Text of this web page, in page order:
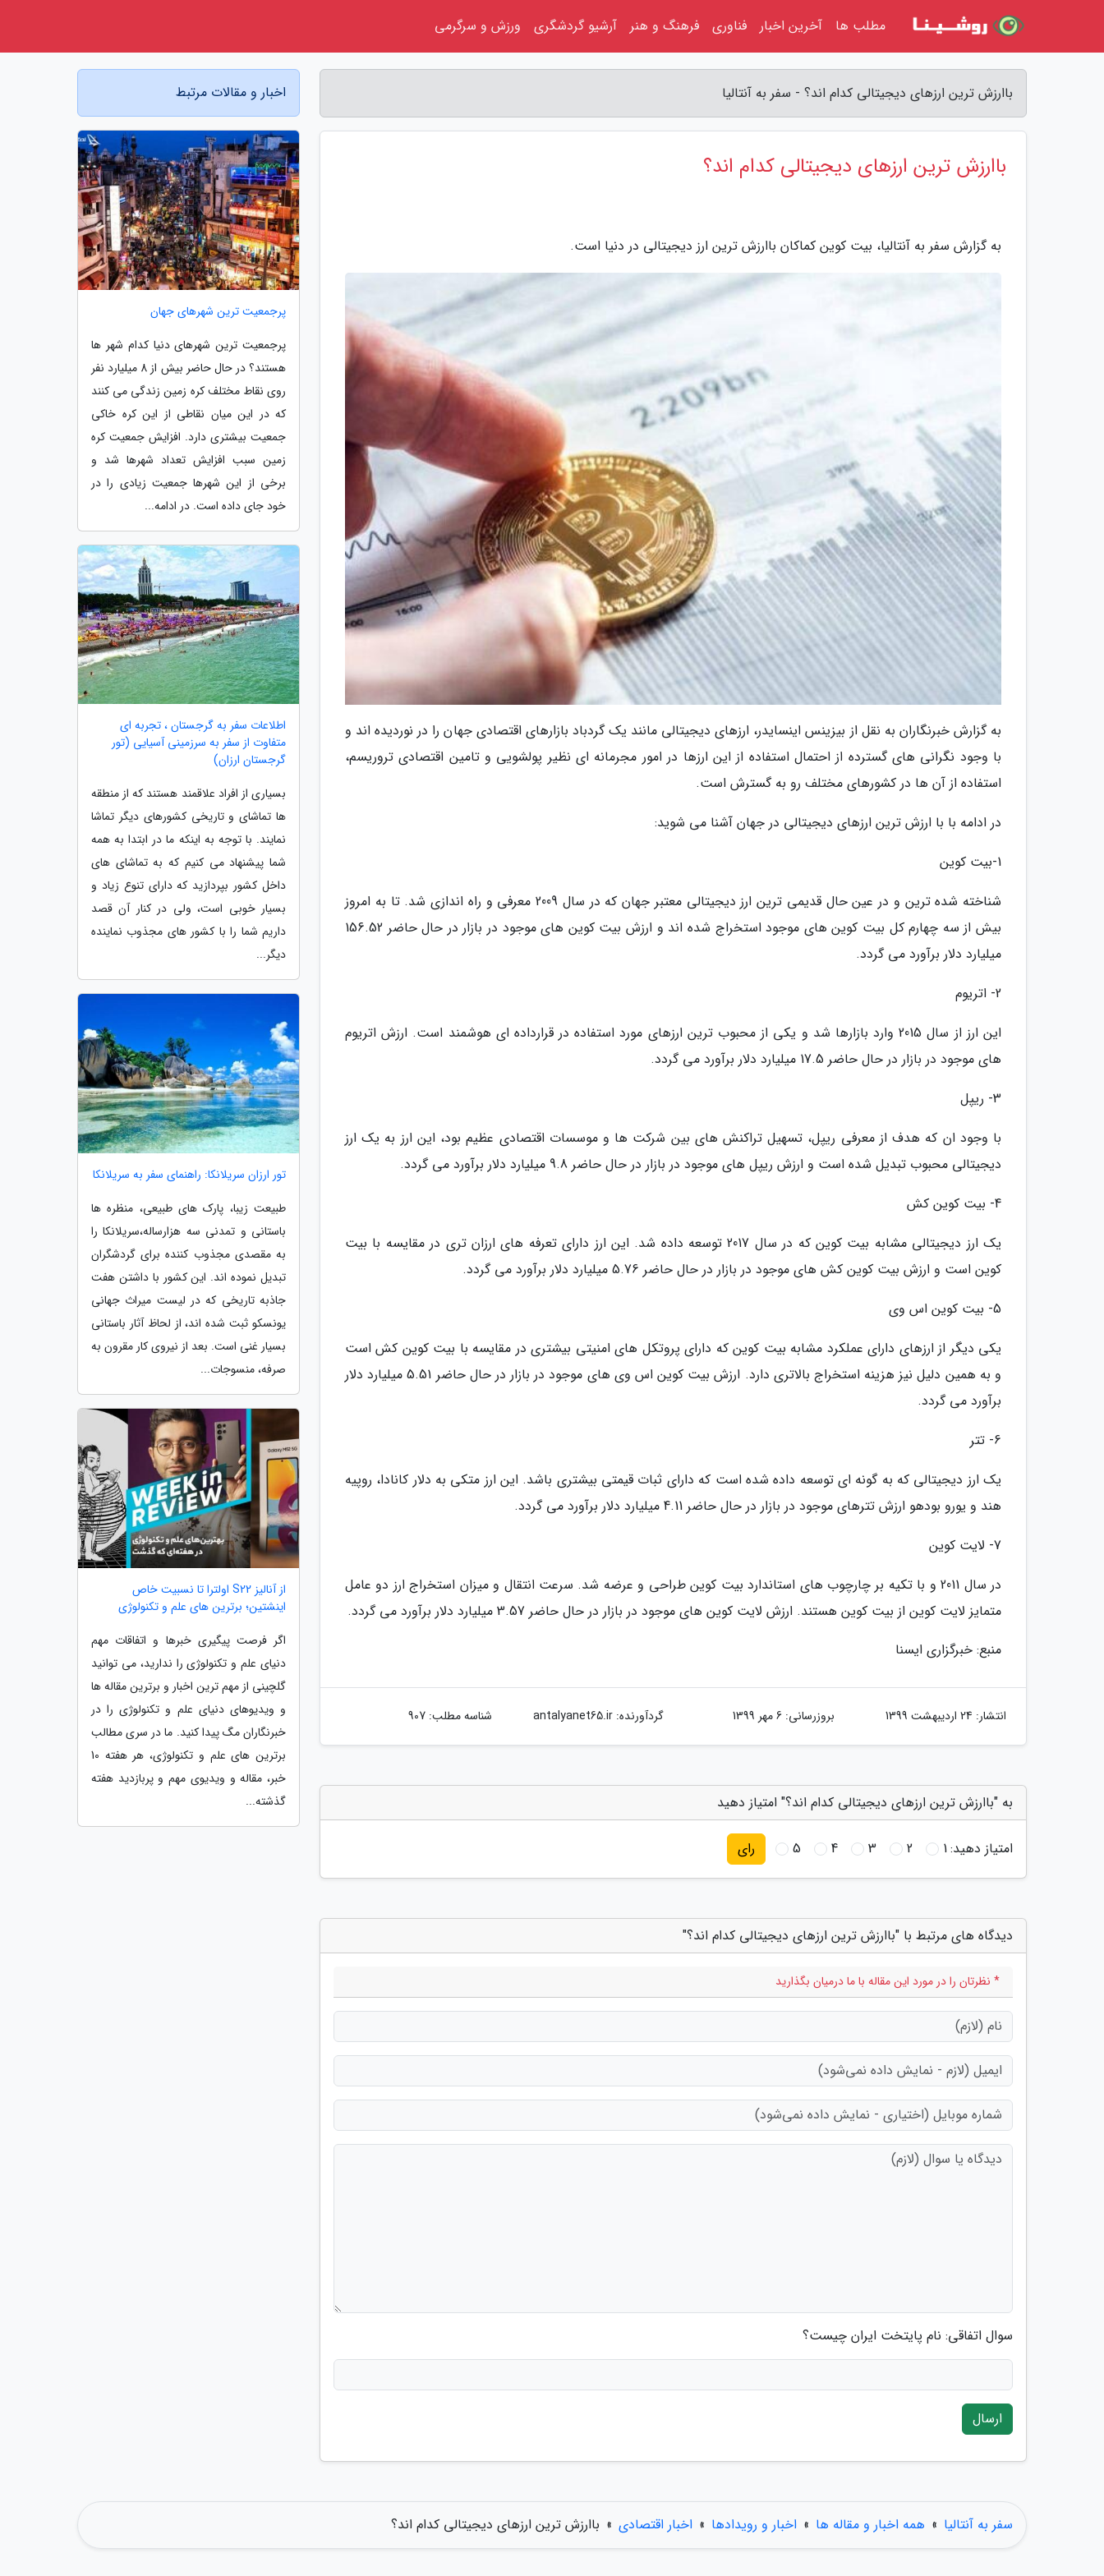
باارزش ترین ارزهای دیجیتالی کدام اند؟ - سفر به آنتالیا
باارزش ترین ارزهای دیجیتالی کدام اند؟
به گزارش سفر به آنتالیا، بیت کوین کماکان باارزش ترین ارز دیجیتالی در دنیا است.
به گزارش خبرنگاران به نقل از بیزینس اینسایدر، ارزهای دیجیتالی مانند یک گردباد بازارهای اقتصادی جهان را در نوردیده اند و
با وجود نگرانی های گسترده از احتمال استفاده از این ارزها در امور مجرمانه ای نظیر پولشویی و تامین اقتصادی تروریسم،
استفاده از آن ها در کشورهای مختلف رو به گسترش است.
در ادامه با با ارزش ترین ارزهای دیجیتالی در جهان آشنا می شوید:
1-بیت کوین
شناخته شده ترین و در عین حال قدیمی ترین ارز دیجیتالی معتبر جهان که در سال 2009 معرفی و راه اندازی شد. تا به امروز
بیش از سه چهارم کل بیت کوین های موجود استخراج شده اند و ارزش بیت کوین های موجود در بازار در حال حاضر 156.52
میلیارد دلار برآورد می گردد.
2- اتریوم
این ارز از سال 2015 وارد بازارها شد و یکی از محبوب ترین ارزهای مورد استفاده در قرارداده ای هوشمند است. ارزش اتریوم
های موجود در بازار در حال حاضر 17.5 میلیارد دلار برآورد می گردد.
3- ریپل
با وجود ان که هدف از معرفی ریپل، تسهیل تراکنش های بین شرکت ها و موسسات اقتصادی عظیم بود، این ارز به یک ارز
دیجیتالی محبوب تبدیل شده است و ارزش ریپل های موجود در بازار در حال حاضر 9.8 میلیارد دلار برآورد می گردد.
4- بیت کوین کش
یک ارز دیجیتالی مشابه بیت کوین که در سال 2017 توسعه داده شد. این ارز دارای تعرفه های ارزان تری در مقایسه با بیت
کوین است و ارزش بیت کوین کش های موجود در بازار در حال حاضر 5.76 میلیارد دلار برآورد می گردد.
5- بیت کوین اس وی
یکی دیگر از ارزهای دارای عملکرد مشابه بیت کوین که دارای پروتکل های امنیتی بیشتری در مقایسه با بیت کوین کش است
و به همین دلیل نیز هزینه استخراج بالاتری دارد. ارزش بیت کوین اس وی های موجود در بازار در حال حاضر 5.51 میلیارد دلار
برآورد می گردد.
6- تتر
یک ارز دیجیتالی که به گونه ای توسعه داده شده است که دارای ثبات قیمتی بیشتری باشد. این ارز متکی به دلار کانادا، روپیه
هند و یورو بودهو ارزش تترهای موجود در بازار در حال حاضر 4.11 میلیارد دلار برآورد می گردد.
7- لایت کوین
در سال 2011 و با تکیه بر چارچوب های استاندارد بیت کوین طراحی و عرضه شد. سرعت انتقال و میزان استخراج ارز دو عامل
متمایز لایت کوین از بیت کوین هستند. ارزش لایت کوین های موجود در بازار در حال حاضر 3.57 میلیارد دلار برآورد می گردد.
منبع: خبرگزاری ایسنا
انتشار: 24 اردیبهشت 1399 بروزرسانی: 6 مهر 1399 گردآورنده:antalyanet65.ir شناسه مطلب: 907
به "باارزش ترین ارزهای دیجیتالی کدام اند؟" امتیاز دهید
امتیاز دهید:1
2
3
4
5 رای
دیدگاه های مرتبط با "باارزش ترین ارزهای دیجیتالی کدام اند؟"
* نظرتان را در مورد این مقاله با ما درمیان بگذارید
سوال اتفاقی: نام پایتخت ایران چیست؟
ارسال
اخبار و مقالات مرتبط
پرجمعیت ترین شهرهای جهان
پرجمعیت ترین شهرهای دنیا کدام شهر ها
هستند؟ در حال حاضر بیش از 8 میلیارد نفر
روی نقاط مختلف کره زمین زندگی می کنند
که در این میان نقاطی از این کره خاکی
جمعیت بیشتری دارد. افزایش جمعیت کره
زمین سبب افزایش تعداد شهرها شد و
برخی از این شهرها جمعیت زیادی را در
خود جای داده است. در ادامه...
اطلاعات سفر به گرجستان ، تجربه ای
متفاوت از سفر به سرزمینی آسیایی (تور
گرجستان ارزان)
بسیاری از افراد علاقمند هستند که از منطقه
ها تماشای و تاریخی کشورهای دیگر تماشا
نمایند. با توجه به اینکه ما در ابتدا به همه
شما پیشنهاد می کنیم که به تماشای های
داخل کشور بپردازید که دارای تنوع زیاد و
بسیار خوبی است، ولی در کنار آن قصد
داریم شما را با کشور های مجذوب نماینده
دیگر...
تور ارزان سریلانکا: راهنمای سفر به سریلانکا
طبیعت زیبا، پارک های طبیعی، منظره ها
باستانی و تمدنی سه هزارساله،سریلانکا را
به مقصدی مجذوب کننده برای گردشگران
تبدیل نموده اند. این کشور با داشتن هفت
جاذبه تاریخی که در لیست میراث جهانی
یونسکو ثبت شده اند، از لحاظ آثار باستانی
بسیار غنی است. بعد از نیروی کار مقرون به
صرفه، منسوجات...
از آنالیز S22 اولترا تا نسبیت خاص
اینشتین؛ برترین های علم و تکنولوژی
اگر فرصت پیگیری خبرها و اتفاقات مهم
دنیای علم و تکنولوژی را ندارید، می توانید
گلچینی از مهم ترین اخبار و برترین مقاله ها
و ویدیوهای دنیای علم و تکنولوژی را در
خبرنگاران مگ پیدا کنید. ما در سری مطالب
برترین های علم و تکنولوژی، هر هفته 10
خبر، مقاله و ویدیوی مهم و پربازدید هفته
گذشته...
سفر به آنتالیا » همه اخبار و مقاله ها » اخبار و رویدادها » اخبار اقتصادی » باارزش ترین ارزهای دیجیتالی کدام اند؟
مطلب ها آخرین اخبار فناوری فرهنگ و هنر آرشیو گردشگری ورزش و سرگرمی